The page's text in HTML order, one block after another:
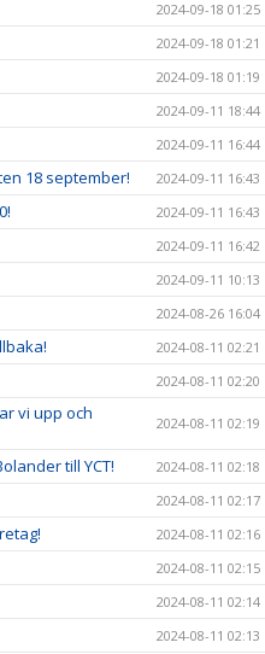
2024-09-18 01:25
2024-09-18 01:21
2024-09-18 01:19
2024-09-11 18:44
2024-09-11 16:44
18 september! 2024-09-11 16:43
2024-09-11 16:43
2024-09-11 16:42
2024-09-11 10:13
2024-08-26 16:04
2024-08-11 02:21
2024-08-11 02:20
vi upp och
2024-08-11 02:19
till YCT! 2024-08-11 02:18
2024-08-11 02:17
2024-08-11 02:16
2024-08-11 02:15
2024-08-11 02:14
2024-08-11 02:13